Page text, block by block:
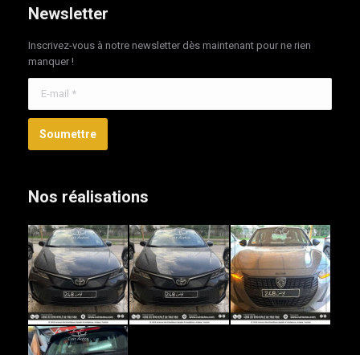
Newsletter
Inscrivez-vous à notre newsletter dès maintenant pour ne rien
manquer !
Soumettre
Nos réalisations